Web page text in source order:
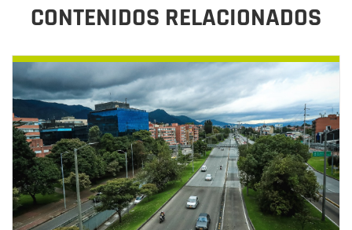
CONTENIDOS RELACIONADOS